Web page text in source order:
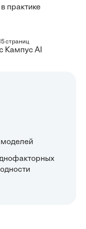
практике
страниц
Кампус AI
моделей